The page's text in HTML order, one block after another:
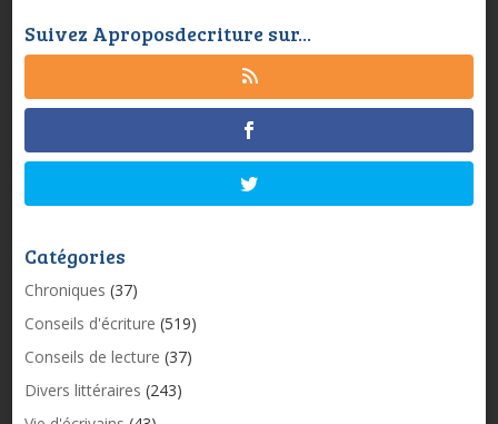
Suivez Aproposdecriture sur...
Catégories
Chroniques (37)
Conseils d'écriture (519)
Conseils de lecture (37)
Divers littéraires (243)